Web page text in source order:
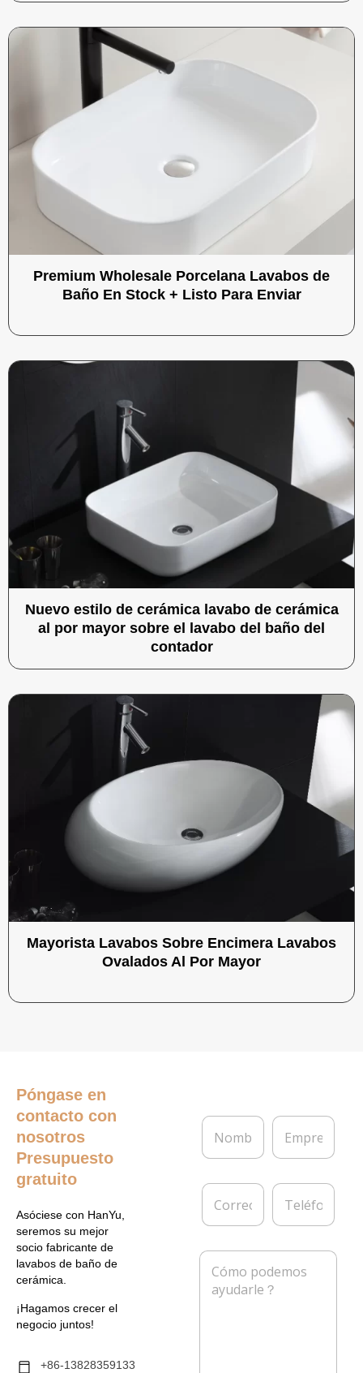
Premium Wholesale Porcelana Lavabos de
Baño En Stock + Listo Para Enviar
Nuevo estilo de cerámica lavabo de cerámica
al por mayor sobre el lavabo del baño del
contador
Mayorista Lavabos Sobre Encimera Lavabos
Ovalados Al Por Mayor
Póngase en
contacto con
nosotros
Presupuesto
gratuito
Asóciese con HanYu,
seremos su mejor
socio fabricante de
lavabos de baño de
cerámica.
¡Hagamos crecer el
negocio juntos!
+86-13828359133
N
m
r
E
p
e
C
r
e
T
l
f
o
n
M